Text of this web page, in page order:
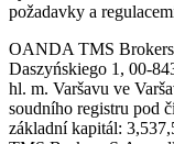
požadavky a
OANDA TMS Brokers
Daszyńskiego 1, 00-
hl. m. Varšavu ve
soudního registru pod
základní kapitál: